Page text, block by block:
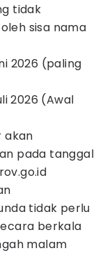
tidak
sisa nama
2026 (paling
2026 (Awal
akan
pada tanggal
tidak perlu
berkala
malam